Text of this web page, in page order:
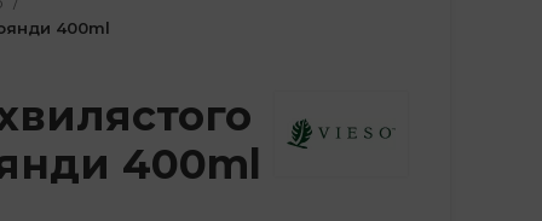
400ml
400ml